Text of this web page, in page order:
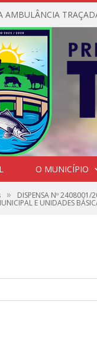
AMBULÂNCIA
O MUNICÍPIO
» DISPENSA Nº 2408001/
E UNIDADES